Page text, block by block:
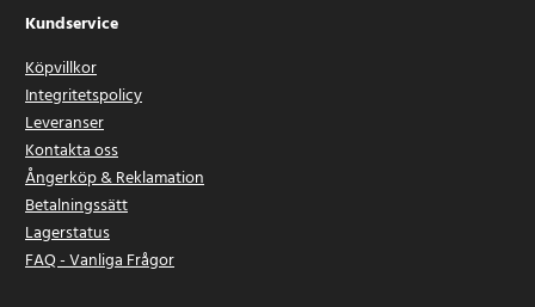
Kundservice
Köpvillkor
Integritetspolicy
Leveranser
Kontakta oss
Ångerköp & Reklamation
Betalningssätt
Lagerstatus
FAQ - Vanliga Frågor